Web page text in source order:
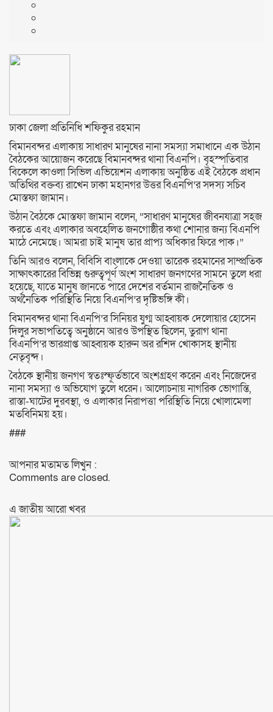
ঢাকা জেলা প্রতিনিধি শফিকুর রহমান
বিমানবন্দর এলাকায় সাধারণ মানুষের নানা সমস্যা সমাধানে এক উঠান
বৈঠকের আয়োজন করেছে বিমানবন্দর থানা বিএনপি। বৃহস্পতিবার
বিকেলে কাওলা সিভিল এভিয়েশন এলাকায় অনুষ্ঠিত এই বৈঠকে প্রধান
অতিথির বক্তব্য রাখেন ঢাকা মহানগর উত্তর বিএনপি’র সদস্য সচিব
মোস্তফা জামান।
উঠান বৈঠকে মোস্তফা জামান বলেন, “সাধারণ মানুষের জীবনযাত্রা সহজ
করতে এবং এলাকার অবহেলিত জনগোষ্ঠীর কথা শোনার জন্য বিএনপি
মাঠে নেমেছে। আমরা চাই মানুষ তার প্রাপ্য অধিকার ফিরে পাক।”
তিনি আরও বলেন, বিবিসি বাংলাকে দেওয়া তারেক রহমানের সাম্প্রতিক
সাক্ষাৎকারের বিভিন্ন গুরুত্বপূর্ণ অংশ সাধারণ জনগণের সামনে তুলে ধরা
হয়েছে, যাতে মানুষ জানতে পারে দেশের বর্তমান রাজনৈতিক ও
অর্থনৈতিক পরিস্থিতি নিয়ে বিএনপি’র দৃষ্টিভঙ্গি কী।
বিমানবন্দর থানা বিএনপি’র সিনিয়র যুগ্ম আহ্বায়ক দেলোয়ার হোসেন
দিলুর সভাপতিত্বে অনুষ্ঠানে আরও উপস্থিত ছিলেন, তুরাগ থানা
বিএনপি’র ভারপ্রাপ্ত আহ্বায়ক হারুন অর রশিদ খোকাসহ স্থানীয়
নেতৃবৃন্দ।
বৈঠকে স্থানীয় জনগণ স্বতঃস্ফূর্তভাবে অংশগ্রহণ করেন এবং নিজেদের
নানা সমস্যা ও অভিযোগ তুলে ধরেন। আলোচনায় নাগরিক ভোগান্তি,
রাস্তা-ঘাটের দুরবস্থা, ও এলাকার নিরাপত্তা পরিস্থিতি নিয়ে খোলামেলা
মতবিনিময় হয়।
###
আপনার মতামত লিখুন :
Comments are closed.
এ জাতীয় আরো ‍খবর